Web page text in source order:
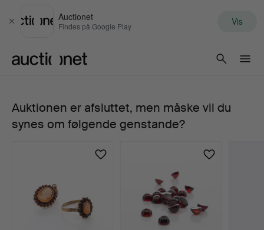
Luk
Auctionet
Findes på Google Play Vis
ARMBÅND
med
Auktionen er afsluttet, men måske vil du
synes om følgende genstande?